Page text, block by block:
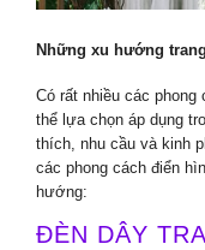
Những xu hướng
Có rất nhiều các
thể lựa chọn áp dụng
thích, nhu cầu và kinh
các phong cách điển
hướng:
ĐÈN DÂY